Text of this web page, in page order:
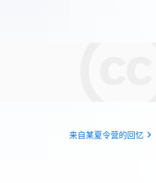
来自某夏令营的回忆